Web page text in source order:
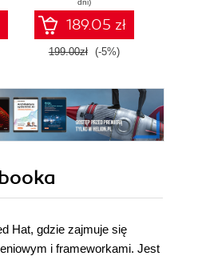
dni)
189.05 zł
199.00zł (-5%)
Hat, gdzie zajmuje się
i frameworkami. Jest